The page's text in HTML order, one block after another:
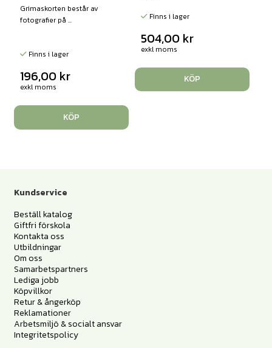
Grimaskorten består av
fotografier på ...
Finns i lager
196,00 kr
exkl moms
KÖP
Finns i lager
504,00 kr
exkl moms
KÖP
Kundservice
Beställ katalog
Giftfri förskola
Kontakta oss
Utbildningar
Om oss
Samarbetspartners
Lediga jobb
Köpvillkor
Retur & ångerköp
Reklamationer
Arbetsmiljö & socialt ansvar
Integritetspolicy